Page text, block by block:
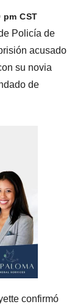
pm CST
Policía de
acusado
su novia
de
confirmó